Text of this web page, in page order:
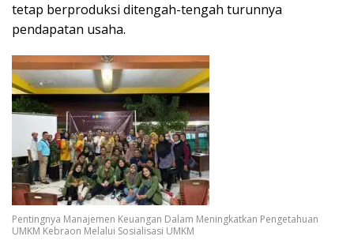
tetap berproduksi ditengah-tengah turunnya
pendapatan usaha.
Pentingnya Manajemen Keuangan Dalam Meningkatkan Pengetahuan
UMKM Kebraon Melalui Sosialisasi UMKM